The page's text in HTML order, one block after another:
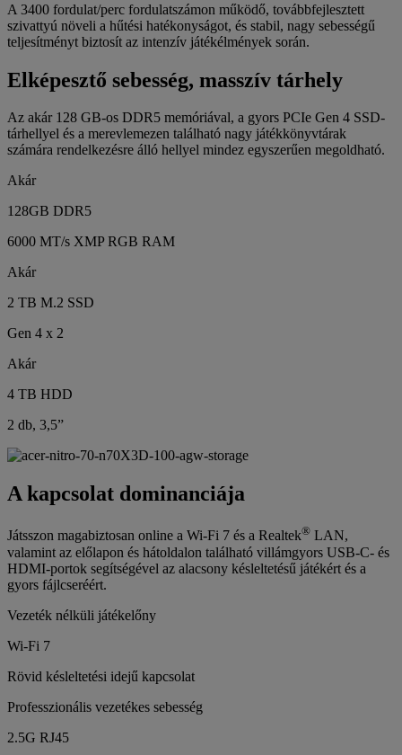
A 3400 fordulat/perc fordulatszámon működő, továbbfejlesztett
szivattyú növeli a hűtési hatékonyságot, és stabil, nagy sebességű
teljesítményt biztosít az intenzív játékélmények során.
Elképesztő sebesség, masszív tárhely
Az akár 128 GB-os DDR5 memóriával, a gyors PCIe Gen 4 SSD-
tárhellyel és a merevlemezen található nagy játékkönyvtárak
számára rendelkezésre álló hellyel mindez egyszerűen megoldható.
Akár
128GB DDR5
6000 MT/s XMP RGB RAM
Akár
2 TB M.2 SSD
Gen 4 x 2
Akár
4 TB HDD
2 db, 3,5”
A kapcsolat dominanciája
Játsszon magabiztosan online a Wi-Fi 7 és a Realtek® LAN,
valamint az előlapon és hátoldalon található villámgyors USB-C- és
HDMI-portok segítségével az alacsony késleltetésű játékért és a
gyors fájlcseréért.
Vezeték nélküli játékelőny
Wi-Fi 7
Rövid késleltetési idejű kapcsolat
Professzionális vezetékes sebesség
2.5G RJ45